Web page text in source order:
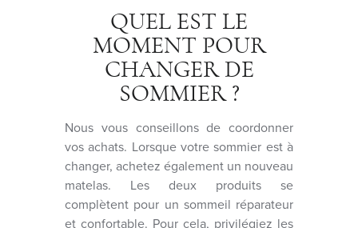
QUEL EST LE
MOMENT POUR
CHANGER DE
SOMMIER ?
Nous vous conseillons de coordonner
vos achats. Lorsque votre sommier est à
changer, achetez également un nouveau
matelas. Les deux produits se
complètent pour un sommeil réparateur
et confortable. Pour cela, privilégiez les